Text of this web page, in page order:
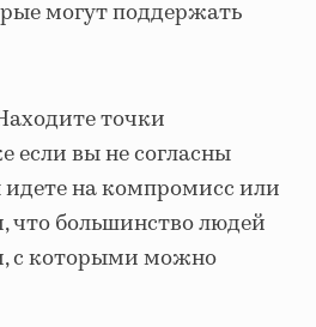
могут поддержать
точки
если вы не согласны
идете на компромисс или
что большинство людей
с которыми можно